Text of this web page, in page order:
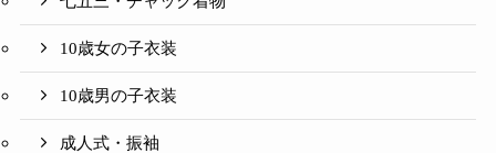
10歳女の子衣装
10歳男の子衣装
成人式・振袖